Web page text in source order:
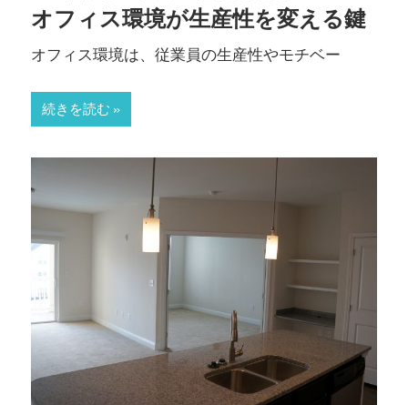
オフィス環境が生産性を変える鍵
オフィス環境は、従業員の生産性やモチベー
続きを読む